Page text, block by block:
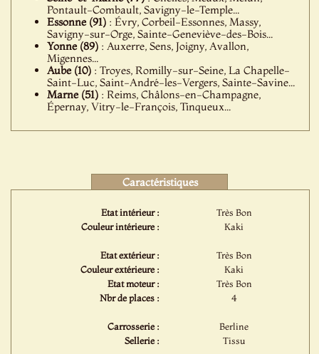
Pontault-Combault, Savigny-le-Temple...
Essonne (91) : Évry, Corbeil-Essonnes, Massy,
Savigny-sur-Orge, Sainte-Geneviève-des-Bois...
Yonne (89) : Auxerre, Sens, Joigny, Avallon,
Migennes...
Aube (10) : Troyes, Romilly-sur-Seine, La Chapelle-
Saint-Luc, Saint-André-les-Vergers, Sainte-Savine...
Marne (51) : Reims, Châlons-en-Champagne,
Épernay, Vitry-le-François, Tinqueux...
Caractéristiques
Etat intérieur :
Très Bon
Couleur intérieure :
Kaki
Etat extérieur :
Très Bon
Couleur extérieure :
Kaki
Etat moteur :
Très Bon
Nbr de places :
4
Carrosserie :
Berline
Sellerie :
Tissu